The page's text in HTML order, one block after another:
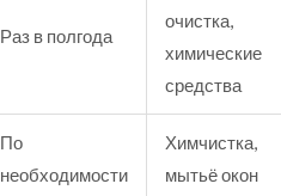
Раз в полгода
очистка,
химические
средства
По
необходимости
Химчистка,
мытьё окон